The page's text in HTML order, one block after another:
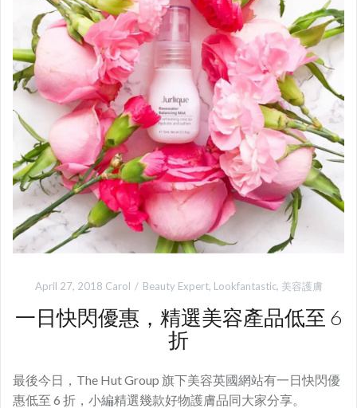
April 27, 2018 Carol Beauty Expert, Lookfantastic, 美容護膚
一日快閃優惠，精選美容產品低至 6
折
最後今日，The Hut Group 旗下美容英國網站有一日快閃優
惠低至 6 折，小編精選幾款好物護膚品同大家分享。